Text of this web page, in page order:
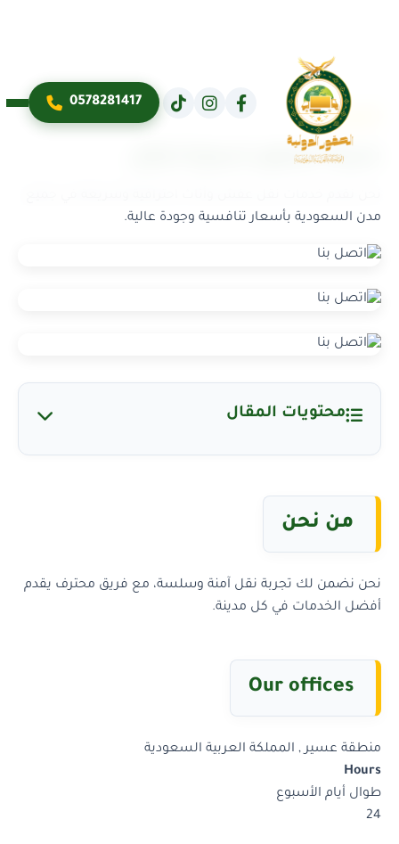
0578281417
اتصل بنا
شركة الصقور الدولية للنقل
مدن السعودية بأسعار تنافسية وجودة عالية.
محتويات المقال
من نحن
نحن نضمن لك تجربة نقل آمنة وسلسة، مع فريق محترف يقدم
أفضل الخدمات في كل مدينة.
Our offices
منطقة عسير , المملكة العربية السعودية
Hours
طوال أيام الأسبوع
24